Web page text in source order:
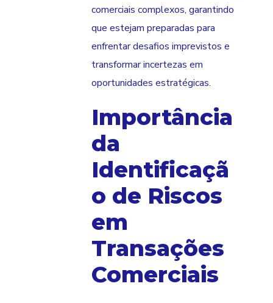
comerciais complexos, garantindo
que estejam preparadas para
enfrentar desafios imprevistos e
transformar incertezas em
oportunidades estratégicas.
Importância
da
Identificaçã
o de Riscos
em
Transações
Comerciais